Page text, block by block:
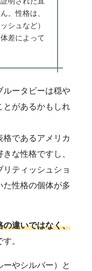
。性格は、
シュなど）
差によって
ルータビーは穏や
とがあるかもしれ
であるアメリカ
な性格ですし、
ティッシュショ
性格の個体が多
の違いではなく、
す。
やシルバー）と